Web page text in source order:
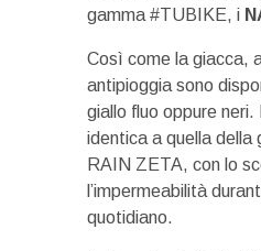
gamma #TUBIKE, i
Così come la giacca,
antipioggia sono
giallo fluo oppure
identica a quella della
RAIN ZETA, con lo
l’impermeabilità
quotidiano.